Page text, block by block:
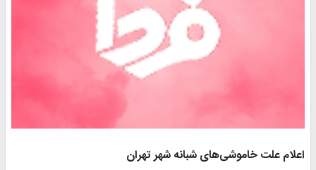
علت خاموشی‌های شبانه شهر تهران